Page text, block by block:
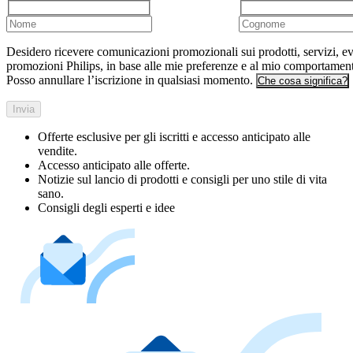
Desidero ricevere comunicazioni promozionali sui prodotti, servizi,
promozioni Philips, in base alle mie preferenze e al mio
Posso annullare l’iscrizione in qualsiasi momento. Che cosa significa?
Invia
Offerte esclusive per gli iscritti e accesso anticipato alle
vendite.
Accesso anticipato alle offerte.
Notizie sul lancio di prodotti e consigli per uno stile di vita
sano.
Consigli degli esperti e idee